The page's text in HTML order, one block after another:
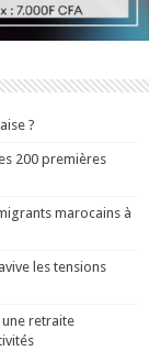
?
200 premières
marocains à
les tensions
une retraite